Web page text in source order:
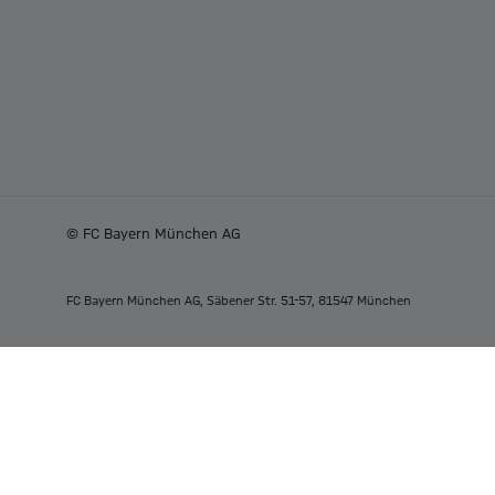
© FC Bayern München AG
FC Bayern München AG, Säbener Str. 51-57, 81547 München